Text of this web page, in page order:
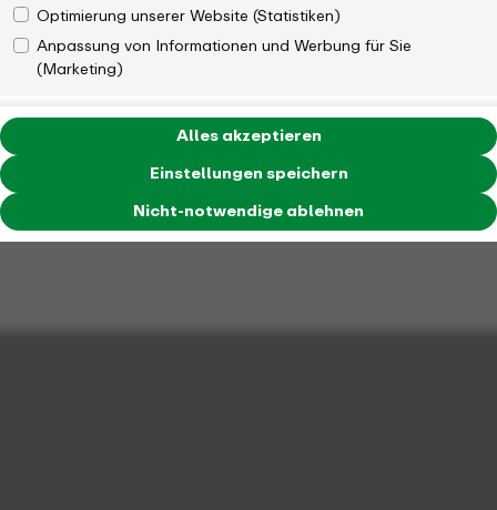
Optimierung unserer Website (Statistiken)
Anpassung von Informationen und Werbung für Sie
(Marketing)
Einstellungen speichern
Nicht-notwendige ablehnen
Alles akzeptieren